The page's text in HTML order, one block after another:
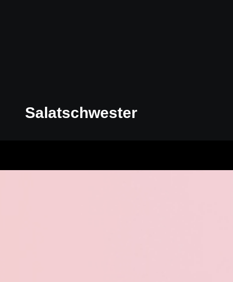
Salatschwester